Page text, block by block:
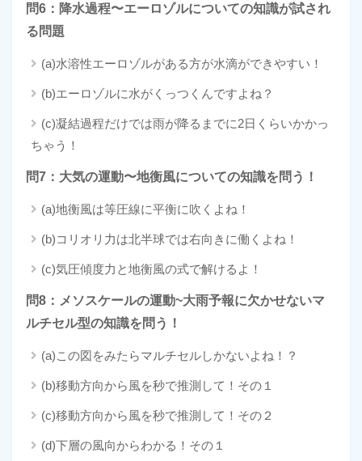
問6：降水過程〜エーロゾルについての知識が試され
る問題
(a)水溶性エーロゾルがある方が水滴ができやすい！
(b)エーロゾルに水がくっつくんですよね？
(c)凝結過程だけでは雨が降るまでに2日くらいかかっ
ちゃう！
問7：大気の運動〜地衡風についての知識を問う！
(a)地衡風は等圧線に平衡に吹くよね！
(b)コリオリ力は北半球では右向きに働くよね！
(c)気圧傾度力と地衡風の式で解けるよ！
問8：メソスケールの運動~大雨予報に欠かせないマ
ルチセル型の知識を問う！
(a)この図をみたらマルチセルしかないよね！？
(b)移動方向から風を秒で推測して！その１
(c)移動方向から風を秒で推測して！その２
(d)下層の風向からわかる！その１